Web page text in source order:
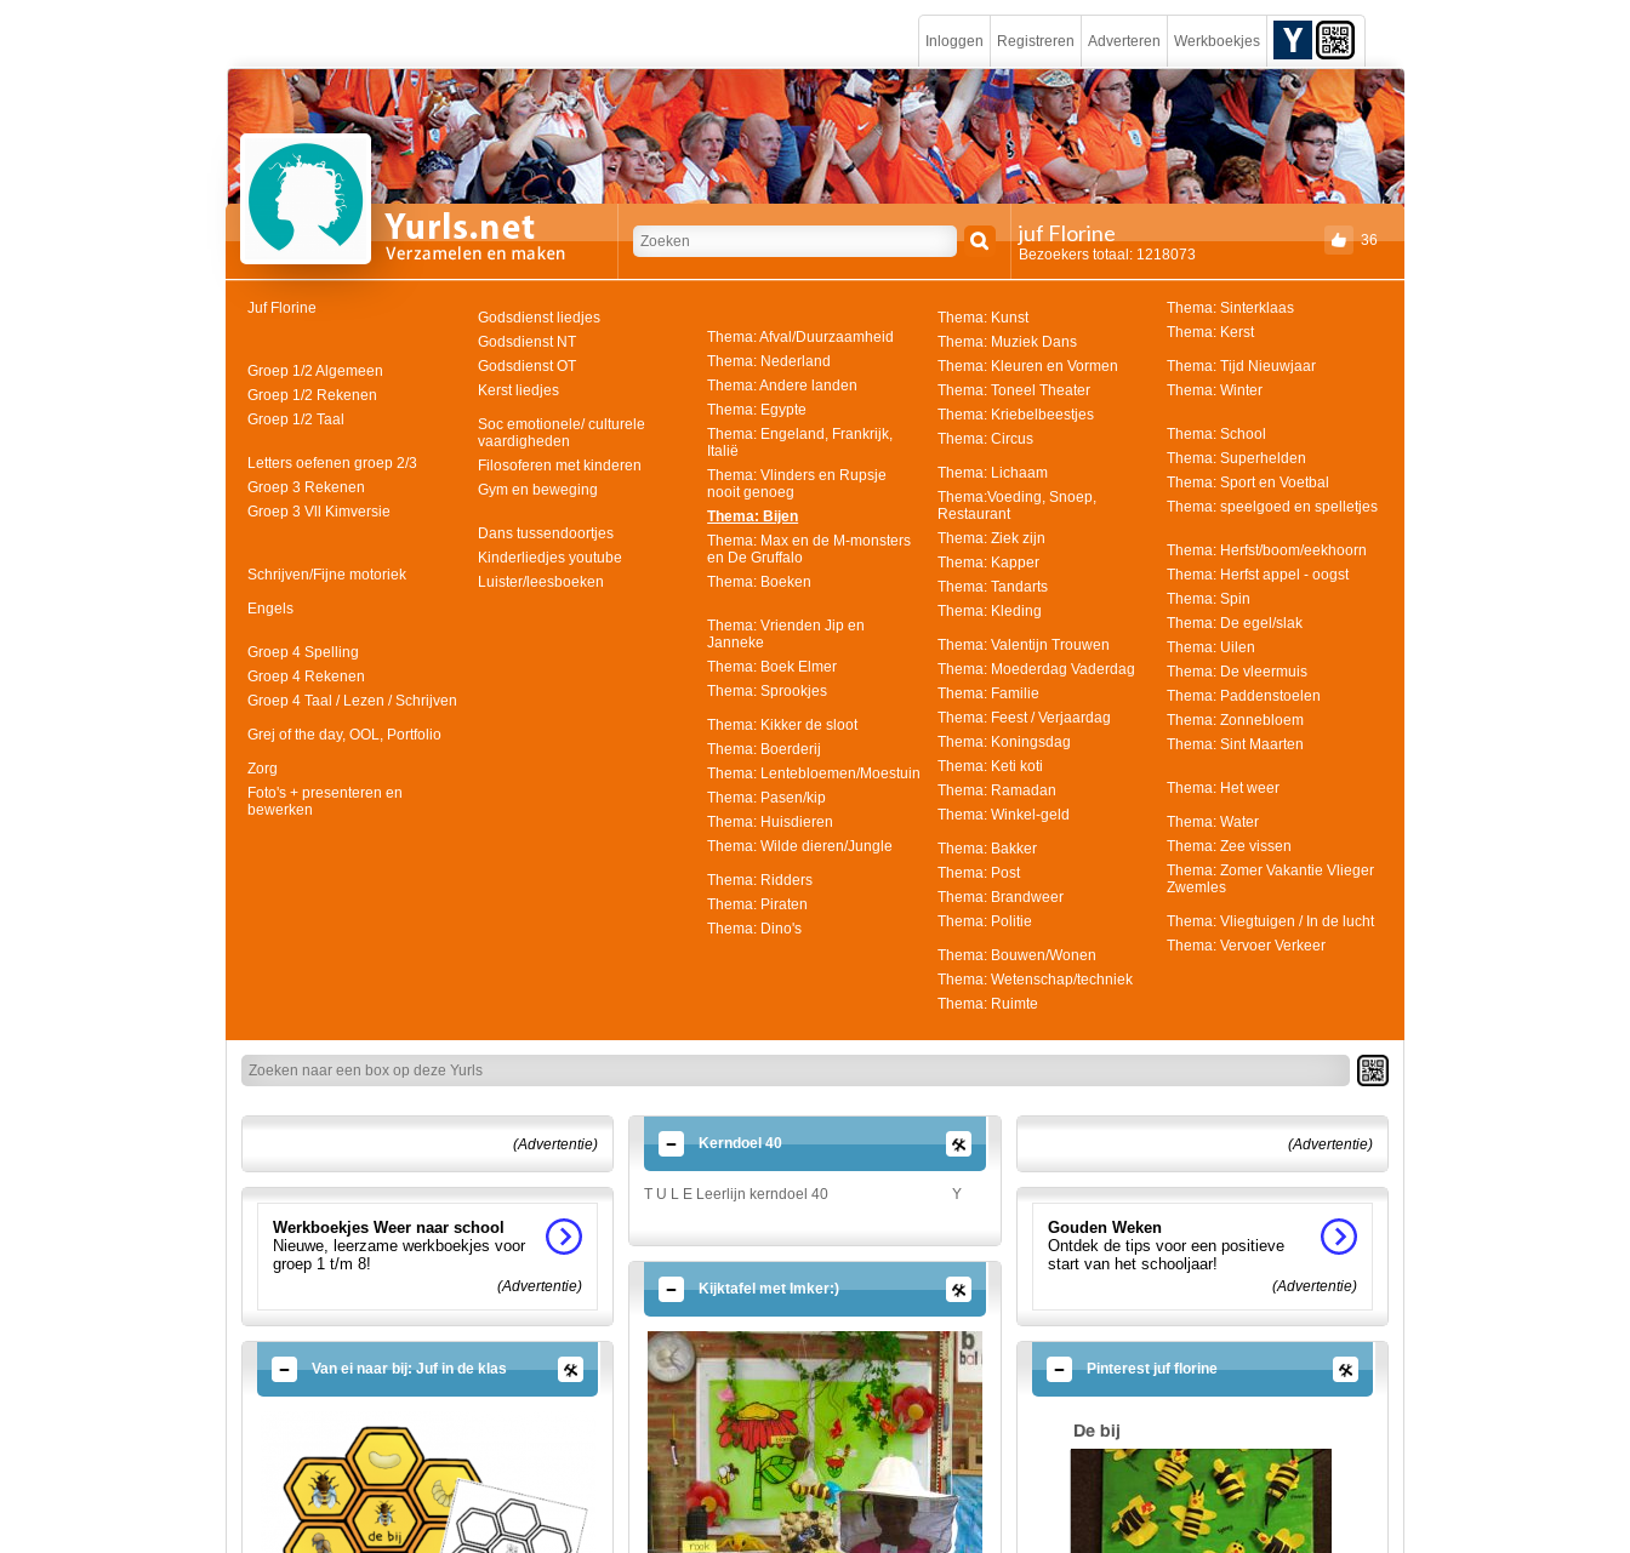
Inloggen Registreren Adverteren Werkboekjes
36
juf Florine
Bezoekers totaal: 1218073
Juf Florine
Groep 1/2 Algemeen
Groep 1/2 Rekenen
Groep 1/2 Taal
Letters oefenen groep 2/3
Groep 3 Rekenen
Groep 3 Vll Kimversie
Schrijven/Fijne motoriek
Engels
Groep 4 Spelling
Groep 4 Rekenen
Groep 4 Taal / Lezen / Schrijven
Grej of the day, OOL, Portfolio
Zorg
Foto's + presenteren en
bewerken
Godsdienst liedjes
Godsdienst NT
Godsdienst OT
Kerst liedjes
Soc emotionele/ culturele
vaardigheden
Filosoferen met kinderen
Gym en beweging
Dans tussendoortjes
Kinderliedjes youtube
Luister/leesboeken
Thema: Afval/Duurzaamheid
Thema: Nederland
Thema: Andere landen
Thema: Egypte
Thema: Engeland, Frankrijk,
Italië
Thema: Vlinders en Rupsje
nooit genoeg
Thema: Bijen
Thema: Max en de M-monsters
en De Gruffalo
Thema: Boeken
Thema: Vrienden Jip en
Janneke
Thema: Boek Elmer
Thema: Sprookjes
Thema: Kikker de sloot
Thema: Boerderij
Thema: Lentebloemen/Moestuin
Thema: Pasen/kip
Thema: Huisdieren
Thema: Wilde dieren/Jungle
Thema: Ridders
Thema: Piraten
Thema: Dino's
Thema: Kunst
Thema: Muziek Dans
Thema: Kleuren en Vormen
Thema: Toneel Theater
Thema: Kriebelbeestjes
Thema: Circus
Thema: Lichaam
Thema:Voeding, Snoep,
Restaurant
Thema: Ziek zijn
Thema: Kapper
Thema: Tandarts
Thema: Kleding
Thema: Valentijn Trouwen
Thema: Moederdag Vaderdag
Thema: Familie
Thema: Feest / Verjaardag
Thema: Koningsdag
Thema: Keti koti
Thema: Ramadan
Thema: Winkel-geld
Thema: Bakker
Thema: Post
Thema: Brandweer
Thema: Politie
Thema: Bouwen/Wonen
Thema: Wetenschap/techniek
Thema: Ruimte
Thema: Sinterklaas
Thema: Kerst
Thema: Tijd Nieuwjaar
Thema: Winter
Thema: School
Thema: Superhelden
Thema: Sport en Voetbal
Thema: speelgoed en spelletjes
Thema: Herfst/boom/eekhoorn
Thema: Herfst appel - oogst
Thema: Spin
Thema: De egel/slak
Thema: Uilen
Thema: De vleermuis
Thema: Paddenstoelen
Thema: Zonnebloem
Thema: Sint Maarten
Thema: Het weer
Thema: Water
Thema: Zee vissen
Thema: Zomer Vakantie Vlieger
Zwemles
Thema: Vliegtuigen / In de lucht
Thema: Vervoer Verkeer
(Advertentie)
Werkboekjes Weer naar school
Nieuwe, leerzame werkboekjes voor
groep 1 t/m 8!
(Advertentie)
Van ei naar bij: Juf in de klas
Kerndoel 40
T U L E Leerlijn kerndoel 40 Y
Kijktafel met Imker:)
(Advertentie)
Gouden Weken
Ontdek de tips voor een positieve
start van het schooljaar!
(Advertentie)
Pinterest juf florine